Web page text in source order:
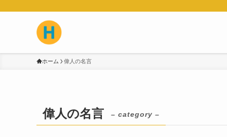
ホーム 偉人の名言
偉人の名言 – category –